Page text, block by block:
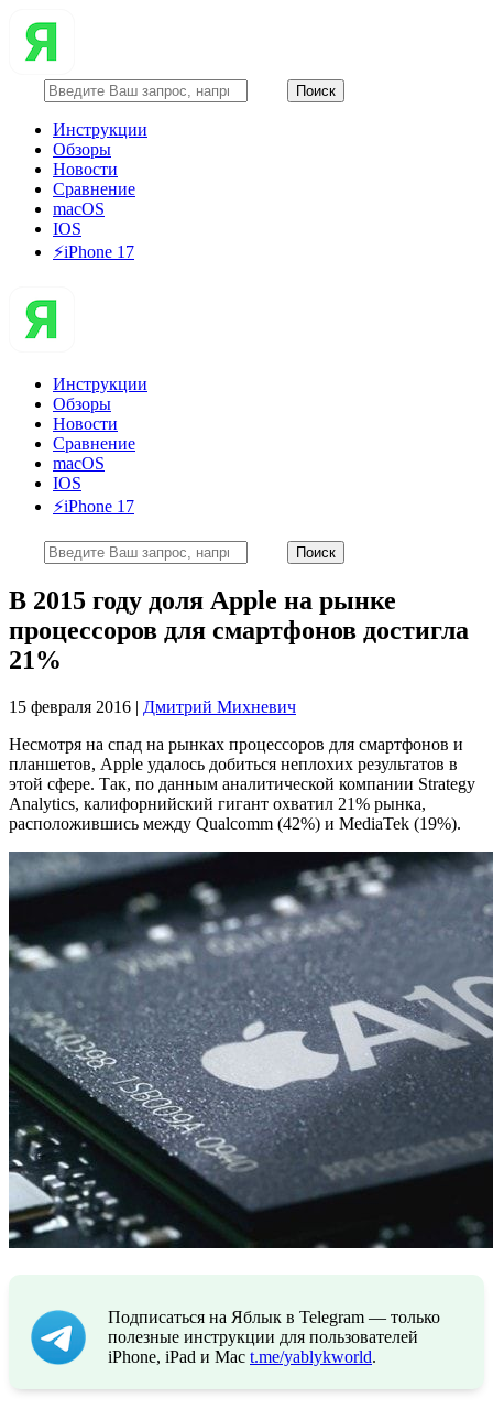
Инструкции
Обзоры
Новости
Сравнение
macOS
IOS
⚡️iPhone 17
Инструкции
Обзоры
Новости
Сравнение
macOS
IOS
⚡️iPhone 17
В 2015 году доля Apple на рынке
процессоров для смартфонов достигла
21%
15 февраля 2016 | Дмитрий Михневич
Несмотря на спад на рынках процессоров для смартфонов и
планшетов, Apple удалось добиться неплохих результатов в
этой сфере. Так, по данным аналитической компании Strategy
Analytics, калифорнийский гигант охватил 21% рынка,
расположившись между Qualcomm (42%) и MediaTek (19%).
Подписаться на Яблык в Telegram — только
полезные инструкции для пользователей
iPhone, iPad и Mac t.me/yablykworld.